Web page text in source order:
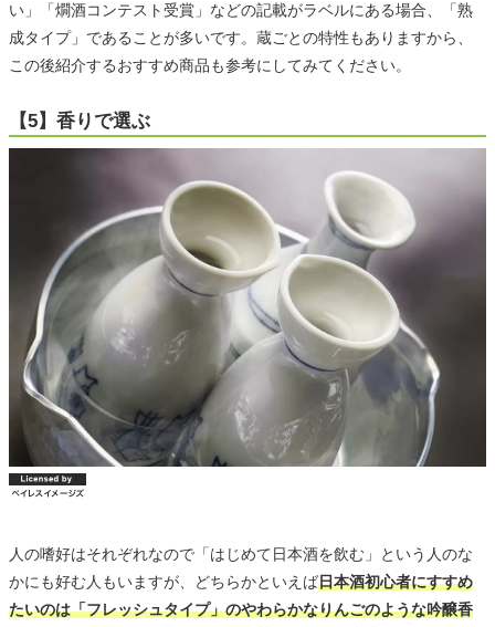
い」「燗酒コンテスト受賞」などの記載がラベルにある場合、「熟
成タイプ」であることが多いです。蔵ごとの特性もありますから、
この後紹介するおすすめ商品も参考にしてみてください。
【5】香りで選ぶ
人の嗜好はそれぞれなので「はじめて日本酒を飲む」という人のな
かにも好む人もいますが、どちらかといえば日本酒初心者にすすめ
たいのは「フレッシュタイプ」のやわらかなりんごのような吟醸香